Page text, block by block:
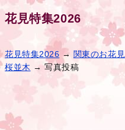
花見特集2026
花見特集2026 → 関東のお花見
桜並木 → 写真投稿